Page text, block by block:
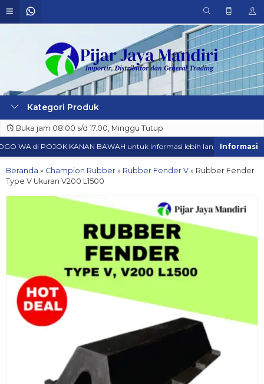
Kategori Produk
Buka jam 08.00 s/d 17.00, Minggu Tutup
WA di POJOK KANAN BAWAH untuk informasi lebih lanjut. BISA
Beranda » Champion Rubber » Rubber Fender V » Rubber Fender
Type V Ukuran V200 L1500